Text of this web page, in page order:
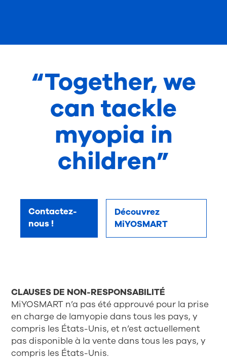
“Together, we
can tackle
myopia in
children”
Contactez-
nous !
Découvrez
MiYOSMART
CLAUSES DE NON-RESPONSABILITÉ
MiYOSMART n’a pas été approuvé pour la prise
en charge de lamyopie dans tous les pays, y
compris les États-Unis, et n’est actuellement
pas disponible à la vente dans tous les pays, y
compris les États-Unis.